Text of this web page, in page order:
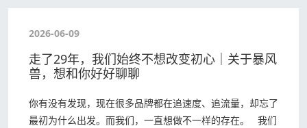
2026-06-09
走了29年，我们始终不想改变初心｜关于暴风
兽，想和你好好聊聊
你有没有发现，现在很多品牌都在追速度、追流量，却忘了
最初为什么出发。而我们，一直想做不一样的存在。 我们